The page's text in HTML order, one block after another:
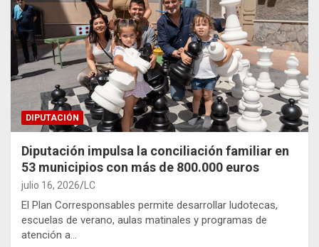
DIPUTACIÓN
Diputación impulsa la conciliación familiar en
53 municipios con más de 800.000 euros
julio 16, 2026 LC
El Plan Corresponsables permite desarrollar ludotecas,
escuelas de verano, aulas matinales y programas de
atención a…